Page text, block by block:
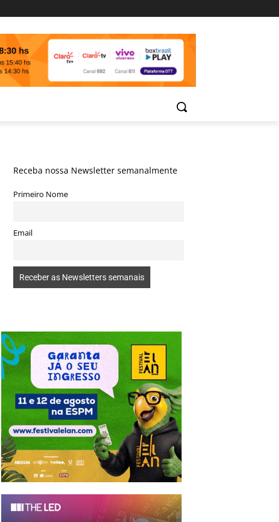
Receba nossa Newsletter semanalmente
Primeiro Nome
Email